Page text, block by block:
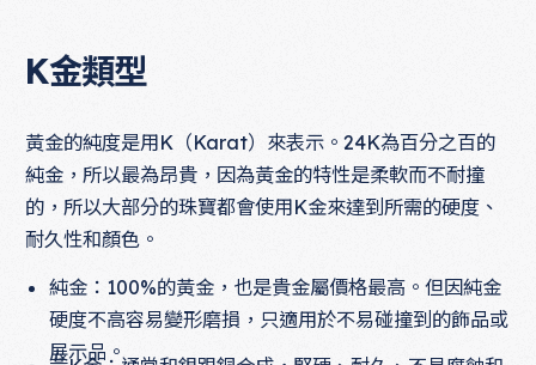
K金類型
黃金的純度是用K（Karat）來表示。24K為百分之百的
純金，所以最為昂貴，因為黃金的特性是柔軟而不耐撞
的，所以大部分的珠寶都會使用K金來達到所需的硬度、
耐久性和顏色。
純金：100%的黃金，也是貴金屬價格最高。但因純金
硬度不高容易變形磨損，只適用於不易碰撞到的飾品或
展示品。